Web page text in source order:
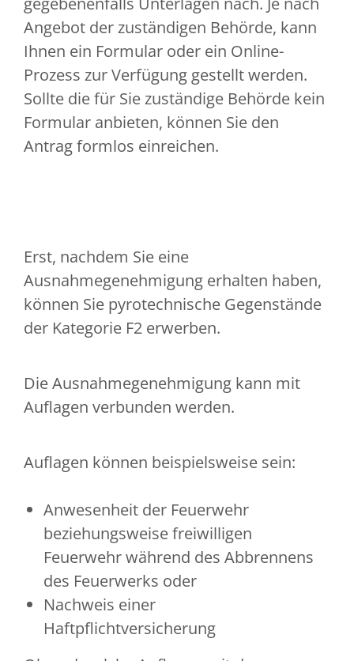
Angebot der zuständigen Behörde, kann
Ihnen ein Formular oder ein Online-
Prozess zur Verfügung gestellt werden.
Sollte die für Sie zuständige Behörde kein
Formular anbieten, können Sie den
Antrag formlos einreichen.
Erst, nachdem Sie eine
Ausnahmegenehmigung erhalten haben,
können Sie pyrotechnische Gegenstände
der Kategorie F2 erwerben.
Die Ausnahmegenehmigung kann mit
Auflagen verbunden werden.
Auflagen können beispielsweise sein:
Anwesenheit der Feuerwehr
beziehungsweise freiwilligen
Feuerwehr während des Abbrennens
des Feuerwerks oder
Nachweis einer
Haftpflichtversicherung